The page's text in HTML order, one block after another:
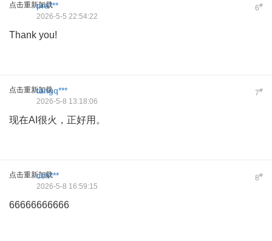
点击重新加载 6#
pra***
2026-5-5 22:54:22
Thank you!
点击重新加载 7#
tangq***
2026-5-8 13:18:06
现在AI很火，正好用。
点击重新加载 8#
cch***
2026-5-8 16:59:15
66666666666